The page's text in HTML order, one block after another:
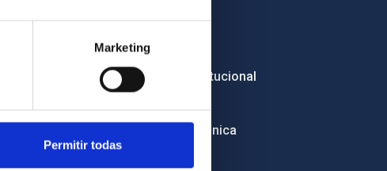
Marketing
Permitir todas
Empleo
Licitaciones
Imagen institucional
Sede electrónica